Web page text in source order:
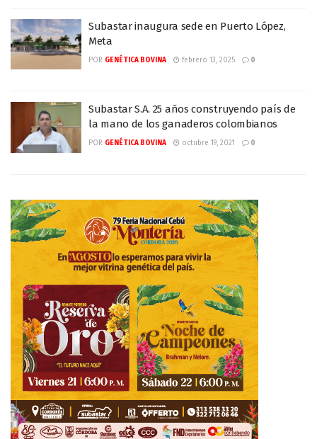
Subastar inaugura sede en Puerto López,
Meta
POR GENÉTICA BOVINA febrero 13, 2025 0
Subastar S.A. 25 años construyendo país de
la mano de los ganaderos colombianos
POR GENÉTICA BOVINA octubre 19, 2021 0